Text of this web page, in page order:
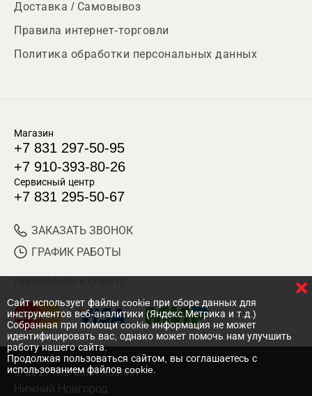
Доставка / Самовывоз
Правила интернет-торговли
Политика обработки персональных данных
Магазин
+7 831 297-50-95
+7 910-393-80-26
Сервисный центр
+7 831 295-50-67
ЗАКАЗАТЬ ЗВОНОК
ГРАФИК РАБОТЫ
© 2017 Магазин Хозяин
Нижний Новгород
Cайт использует файлы cookie при сборе данных для
инструментов веб-аналитики (Яндекс.Метрика и т.д.)
Собранная при помощи cookie информация не может
идентифицировать вас, однако может помочь нам улучшить
работу нашего сайта.
Продолжая пользоваться сайтом, вы соглашаетесь с
использованием файлов cookie.